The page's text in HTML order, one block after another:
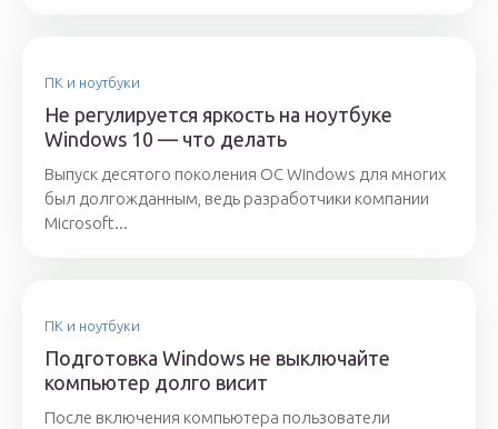
ПК и ноутбуки
Не регулируется яркость на ноутбуке
Windows 10 — что делать
Выпуск десятого поколения OC Windows для многих
был долгожданным, ведь разработчики компании
Microsoft...
ПК и ноутбуки
Подготовка Windows не выключайте
компьютер долго висит
После включения компьютера пользователи